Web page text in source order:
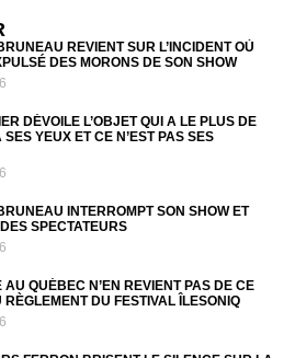
REVIENT SUR L’INCIDENT OÙ
DES MORONS DE SON SHOW
DÉVOILE L’OBJET QUI A LE PLUS DE
YEUX ET CE N’EST PAS SES
INTERROMPT SON SHOW ET
SPECTATEURS
AU QUÉBEC N’EN REVIENT PAS DE CE
RÈGLEMENT DU FESTIVAL ÎLESONIQ